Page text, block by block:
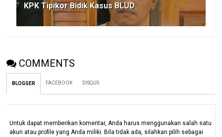
KPK Tipikor Bidik Kasus BLUD
COMMENTS
BLOGGER FACEBOOK DISQUS
Untuk dapat memberikan komentar, Anda harus menggunakan salah satu
akun atau profile yang Anda miliki. Bila tidak ada, silahkan pilih sebagai